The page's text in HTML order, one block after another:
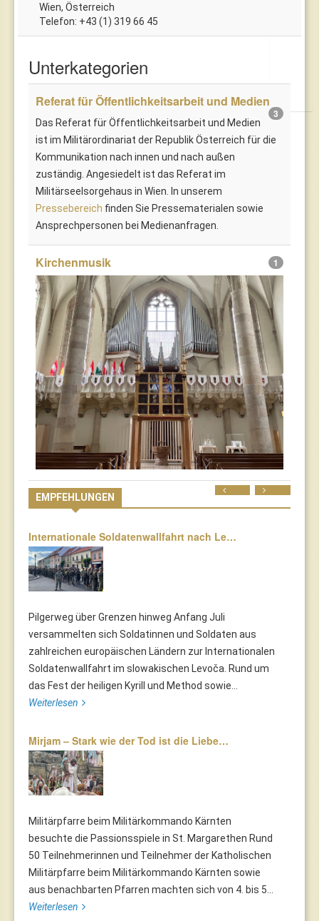
Wien, Österreich
Telefon: +43 (1) 319 66 45
Unterkategorien
Referat für Öffentlichkeitsarbeit und Medien
3
Das Referat für Öffentlichkeitsarbeit und Medien
ist im Militärordinariat der Republik Österreich für die
Kommunikation nach innen und nach außen
zuständig. Angesiedelt ist das Referat im
Militärseelsorgehaus in Wien. In unserem
Pressebereich finden Sie Pressematerialen sowie
Ansprechpersonen bei Medienanfragen.
Kirchenmusik 1
EMPFEHLUNGEN
Internationale Soldatenwallfahrt nach Le…
Pilgerweg über Grenzen hinweg Anfang Juli
versammelten sich Soldatinnen und Soldaten aus
zahlreichen europäischen Ländern zur Internationalen
Soldatenwallfahrt im slowakischen Levoča. Rund um
das Fest der heiligen Kyrill und Method sowie...
Weiterlesen
Mirjam – Stark wie der Tod ist die Liebe…
Militärpfarre beim Militärkommando Kärnten
besuchte die Passionsspiele in St. Margarethen Rund
50 Teilnehmerinnen und Teilnehmer der Katholischen
Militärpfarre beim Militärkommando Kärnten sowie
aus benachbarten Pfarren machten sich von 4. bis 5...
Weiterlesen